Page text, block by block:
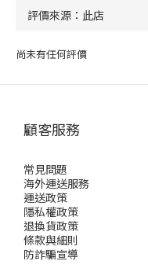
尚未有任何評價
顧客服務
常見問題
海外運送服務
運送政策
隱私權政策
退換貨政策
條款與細則
防詐騙宣導